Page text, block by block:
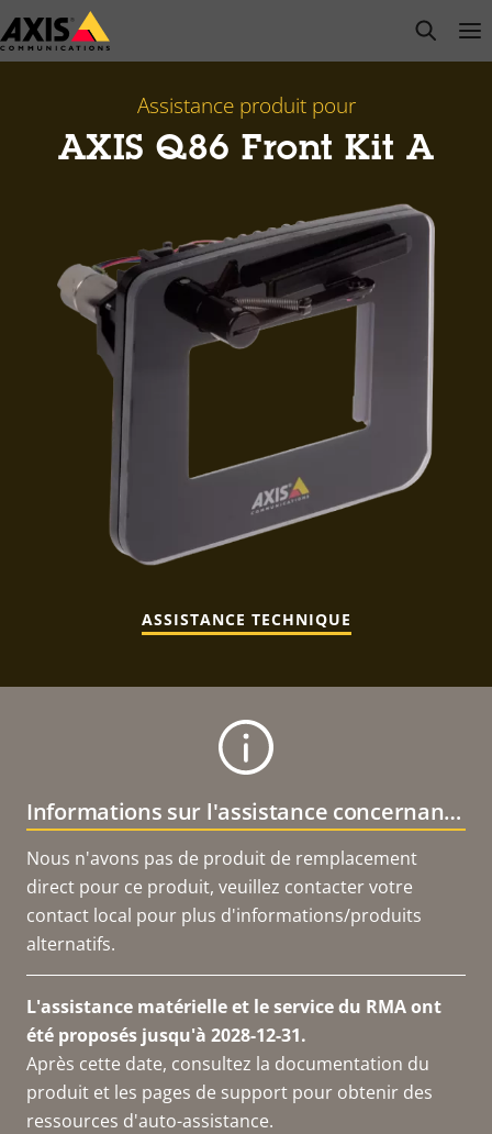
Passer
au
open
Assistance produit pour
AXIS Q86 Front Kit A
ASSISTANCE TECHNIQUE
Informations sur l'assistance concernant le produit
Nous n'avons pas de produit de remplacement
direct pour ce produit, veuillez contacter votre
contact local pour plus d'informations/produits
alternatifs.
L'assistance matérielle et le service du RMA ont
été proposés jusqu'à 2028-12-31.
Après cette date, consultez la documentation du
produit et les pages de support pour obtenir des
ressources d'auto-assistance.